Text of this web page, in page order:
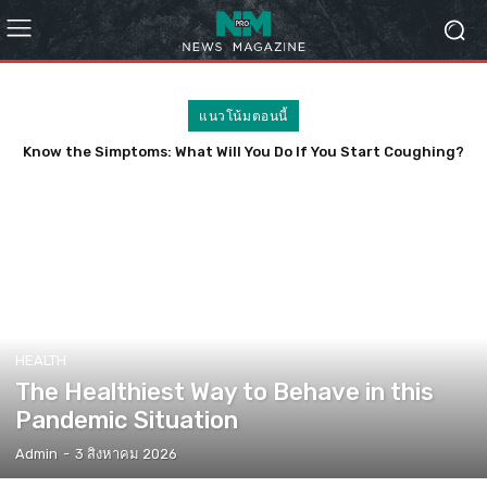
แนวโน้มตอนนี้
Know the Simptoms: What Will You Do If You Start Coughing?
HEALTH
The Healthiest Way to Behave in this
Pandemic Situation
Admin - 3 สิงหาคม 2026